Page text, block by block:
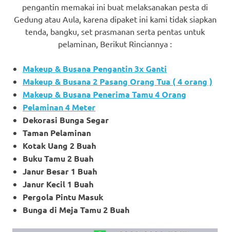
pengantin memakai ini buat melaksanakan pesta di
Gedung atau Aula, karena dipaket ini kami tidak siapkan
tenda, bangku, set prasmanan serta pentas untuk
pelaminan, Berikut Rinciannya :
Makeup & Busana Pengantin 3x Ganti
Makeup & Busana 2 Pasang Orang Tua ( 4 orang )
Makeup & Busana Penerima Tamu 4 Orang
Pelaminan 4 Meter
Dekorasi Bunga Segar
Taman Pelaminan
Kotak Uang 2 Buah
Buku Tamu 2 Buah
Janur Besar 1 Buah
Janur Kecil 1 Buah
Pergola Pintu Masuk
Bunga di Meja Tamu 2 Buah